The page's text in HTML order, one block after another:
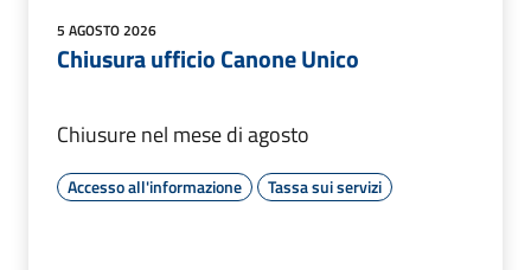
5 AGOSTO 2026
Chiusura ufficio Canone Unico
Chiusure nel mese di agosto
Accesso all'informazione Tassa sui servizi